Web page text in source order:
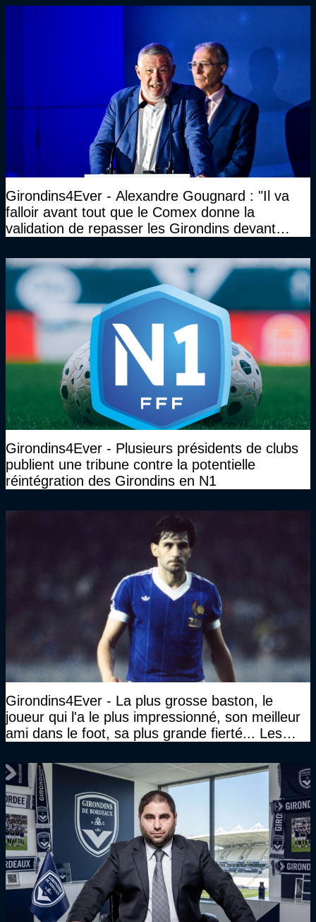
Girondins4Ever - Alexandre Gougnard : "Il va
falloir avant tout que le Comex donne la
validation de repasser les Girondins devant
Girondins4Ever - Plusieurs présidents de clubs
publient une tribune contre la potentielle
réintégration des Girondins en N1
Girondins4Ever - La plus grosse baston, le
joueur qui l'a le plus impressionné, son meilleur
ami dans le foot, sa plus grande fierté... Les